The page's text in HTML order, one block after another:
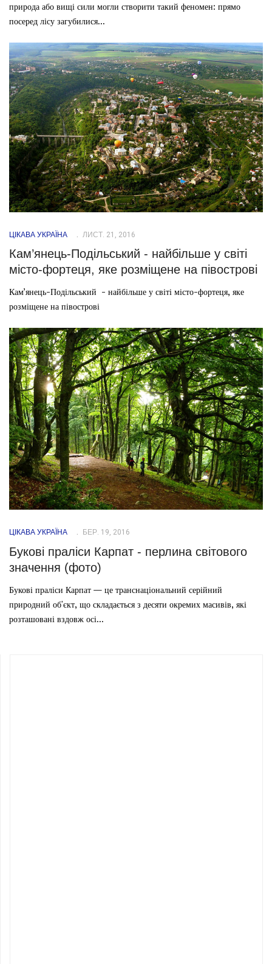
природа або вищі сили могли створити такий феномен: прямо
посеред лісу загубилися...
ЦІКАВА УКРАЇНА ЛИСТ. 21, 2016
Кам’янець-Подільський - найбільше у світі
місто-фортеця, яке розміщене на півострові
Кам’янець-Подільський - найбільше у світі місто-фортеця, яке
розміщене на півострові
ЦІКАВА УКРАЇНА БЕР. 19, 2016
Букові праліси Карпат - перлина світового
значення (фото)
Букові праліси Карпат — це транснаціональний серійний
природний об'єкт, що складається з десяти окремих масивів, які
розташовані вздовж осі...